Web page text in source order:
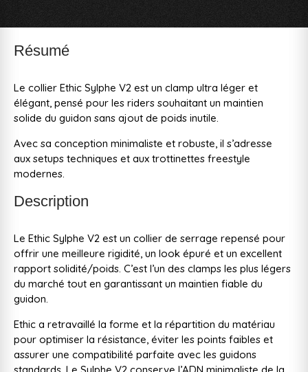
Résumé
Le collier Ethic Sylphe V2 est un clamp ultra léger et
élégant, pensé pour les riders souhaitant un maintien
solide du guidon sans ajout de poids inutile.
Avec sa conception minimaliste et robuste, il s’adresse
aux setups techniques et aux trottinettes freestyle
modernes.
Description
Le Ethic Sylphe V2 est un collier de serrage repensé pour
offrir une meilleure rigidité, un look épuré et un excellent
rapport solidité/poids. C’est l’un des clamps les plus légers
du marché tout en garantissant un maintien fiable du
guidon.
Ethic a retravaillé la forme et la répartition du matériau
pour optimiser la résistance, éviter les points faibles et
assurer une compatibilité parfaite avec les guidons